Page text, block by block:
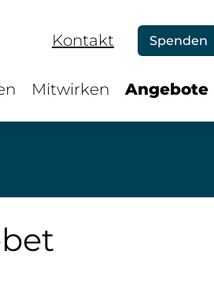
Kontakt Spenden
Mitwirken Angebote